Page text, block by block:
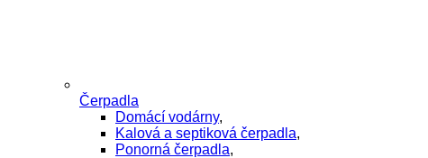
Čerpadla
Domácí vodárny,
Kalová a septiková čerpadla,
Ponorná čerpadla,